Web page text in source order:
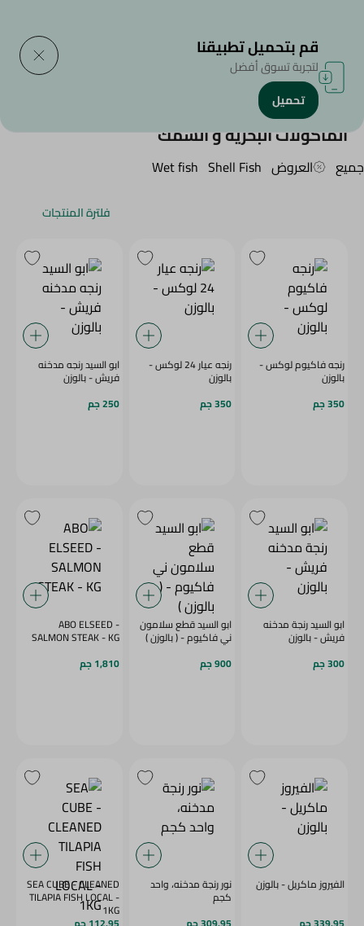
الرئيسية /المأكولات البحرية و السمك
المأكولات البحرية و السمك
جميع العروض Shell Fish
Wet fish
فلترة المنتجات
رنجه فاكيوم لوكس -
بالوزن
350 جم
رنجه عيار 24 لوكس -
بالوزن
350 جم
ابو السيد رنجه مدخنه
فريش - بالوزن
250 جم
ابو السيد رنجة مدخنه
فريش - بالوزن
300 جم
ابو السيد قطع سلامون
ني فاكيوم - ( بالوزن )
900 جم
ABO ELSEED -
SALMON STEAK - KG
1,810 جم
الفيروز ماكريل - بالوزن نور رنجة مدخنه، واحد
كجم
SEA CUBE - CLEANED
TILAPIA FISH LOCAL -
1KG
قم بتحميل تطبيقنا
لتجربة تسوق أفضل
تحميل